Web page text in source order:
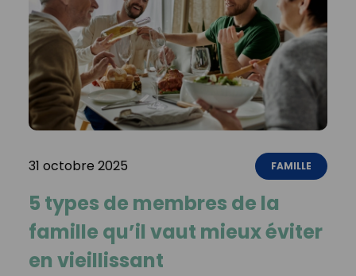
31 octobre 2025 FAMILLE
5 types de membres de la
famille qu’il vaut mieux éviter
en vieillissant